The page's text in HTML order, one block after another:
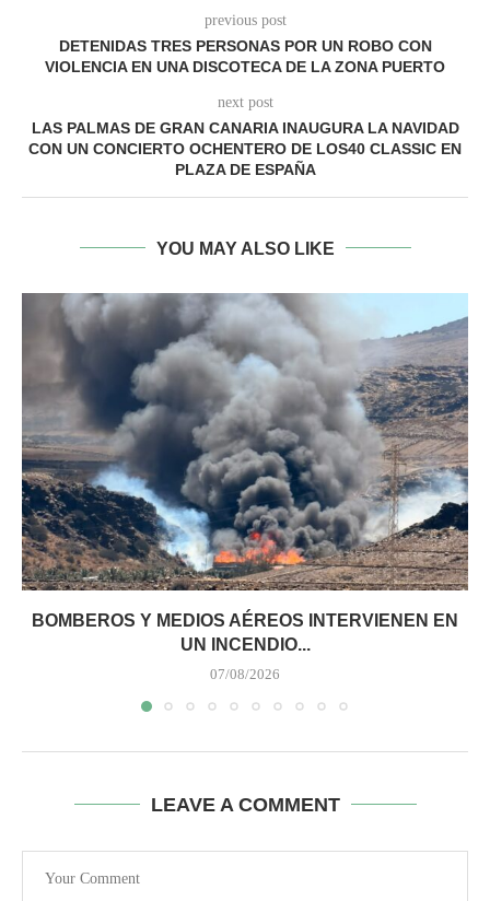
previous post
DETENIDAS TRES PERSONAS POR UN ROBO CON
VIOLENCIA EN UNA DISCOTECA DE LA ZONA PUERTO
next post
LAS PALMAS DE GRAN CANARIA INAUGURA LA NAVIDAD
CON UN CONCIERTO OCHENTERO DE LOS40 CLASSIC EN
PLAZA DE ESPAÑA
YOU MAY ALSO LIKE
BOMBEROS Y MEDIOS AÉREOS INTERVIENEN EN
UN INCENDIO...
07/08/2026
LEAVE A COMMENT